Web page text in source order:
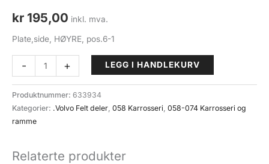
kr 195,00 inkl. mva.
Plate,side, HØYRE, pos.6-1
-
side
HØYRE
(058-
006-
Volvo
+ LEGG I HANDLEKURV
Produktnummer: 633934
Kategorier: .Volvo Felt deler, 058 Karrosseri, 058-074 Karrosseri og
ramme
Relaterte produkter